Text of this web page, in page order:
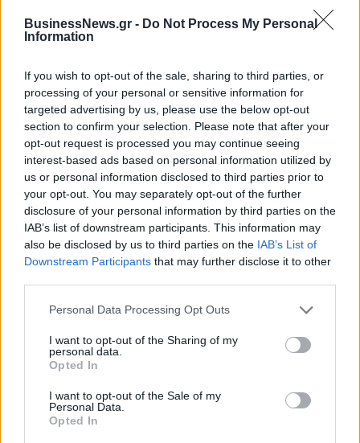
BusinessNews.gr - Do Not Process My Personal
Information
If you wish to opt-out of the sale, sharing to third parties, or
processing of your personal or sensitive information for
targeted advertising by us, please use the below opt-out
section to confirm your selection. Please note that after your
opt-out request is processed you may continue seeing
interest-based ads based on personal information utilized by
us or personal information disclosed to third parties prior to
your opt-out. You may separately opt-out of the further
disclosure of your personal information by third parties on the
IAB’s list of downstream participants. This information may
also be disclosed by us to third parties on the IAB’s List of
Downstream Participants that may further disclose it to other
Personal Data Processing Opt Outs
I want to opt-out of the Sharing of my
personal data.
Opted In
I want to opt-out of the Sale of my
Personal Data.
Opted In
Νέο Audi A2 e-tron με στόχο
Το FIAT 500 Hybrid τώρα από 18.990 ευρώ
ΠΑΟΚ: Επένδυση με Σπανό και
Χαραλαμπίδη
Εθνική: Στο T-Center ο αγώνας
με την Ισπανία - Το πρόγραμμα
των φιλικών
Είσοδος της γαλλικής Meridiam στην ηλεκτρική διασύνδεση Ελλάδας
στα καθαρά κέρδη του α΄
εξαμήνου – Στα 524,4 εκατ.
στα καθαρά κέρδη του α΄
εξαμήνου, στα 138 εκατ. ευρώ